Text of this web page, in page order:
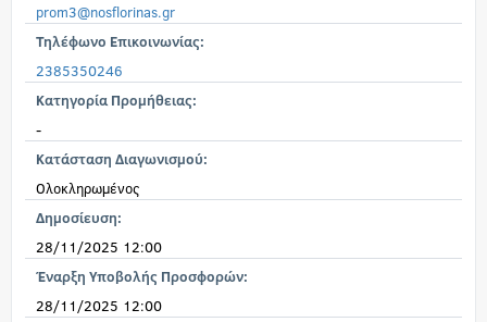
prom3@nosflorinas.gr
Τηλέφωνο Επικοινωνίας:
2385350246
Κατηγορία Προμήθειας:
-
Κατάσταση Διαγωνισμού:
Ολοκληρωμένος
Δημοσίευση:
28/11/2025 12:00
Έναρξη Υποβολής Προσφορών:
28/11/2025 12:00